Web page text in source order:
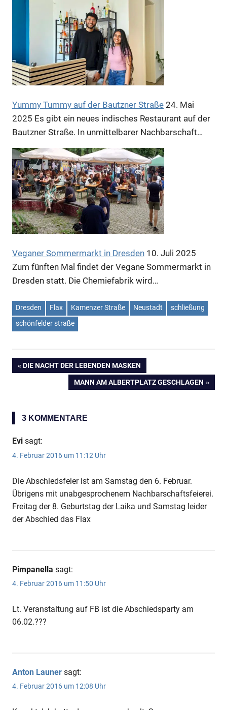
Yummy Tummy auf der Bautzner Straße 24. Mai
2025 Es gibt ein neues indisches Restaurant auf der
Bautzner Straße. In unmittelbarer Nachbarschaft…
Veganer Sommermarkt in Dresden 10. Juli 2025
Zum fünften Mal findet der Vegane Sommermarkt in
Dresden statt. Die Chemiefabrik wird…
Dresden Flax Kamenzer Straße Neustadt
schließung
schönfelder straße
Beitragsnavigation
VORHERIGER
DIE NACHT DER LEBENDEN MASKEN
NÄCHSTER
MANN AM ALBERTPLATZ GESCHLAGEN
3 KOMMENTARE
Evi sagt:
4. Februar 2016 um 11:12 Uhr
Die Abschiedsfeier ist am Samstag den 6. Februar.
Übrigens mit unabgesprochenem Nachbarschaftsfeierei.
Freitag der 8. Geburtstag der Laika und Samstag leider
der Abschied das Flax
Pimpanella sagt:
4. Februar 2016 um 11:50 Uhr
Lt. Veranstaltung auf FB ist die Abschiedsparty am
06.02.???
Anton Launer sagt:
4. Februar 2016 um 12:08 Uhr